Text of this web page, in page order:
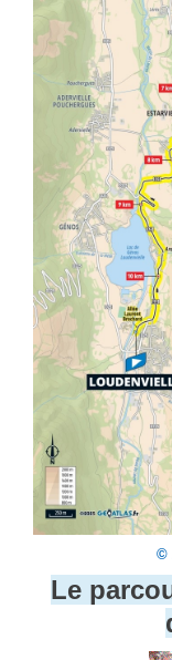
©
Le